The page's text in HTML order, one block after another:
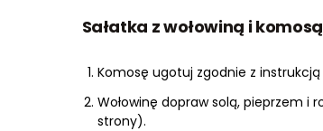
Sałatka z wołowiną i
Komosę ugotuj zgodnie z
Wołowinę dopraw solą, pieprzem i
strony).